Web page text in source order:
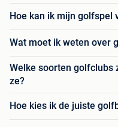
Hoe kan ik mijn golfspel
Wat moet ik weten over
Welke soorten golfclubs
ze?
Hoe kies ik de juiste